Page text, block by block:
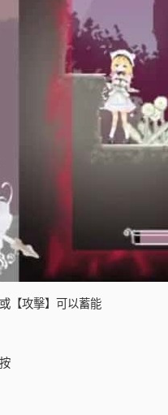
【攻擊】可以蓄能